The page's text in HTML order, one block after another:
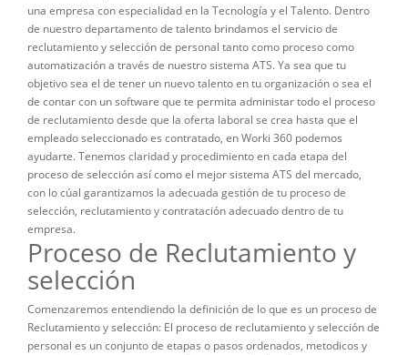
una empresa con especialidad en la Tecnología y el Talento. Dentro
de nuestro departamento de talento brindamos el servicio de
reclutamiento y selección de personal tanto como proceso como
automatización a través de nuestro sistema ATS. Ya sea que tu
objetivo sea el de tener un nuevo talento en tu organización o sea el
de contar con un software que te permita administar todo el proceso
de reclutamiento desde que la oferta laboral se crea hasta que el
empleado seleccionado es contratado, en Worki 360 podemos
ayudarte. Tenemos claridad y procedimiento en cada etapa del
proceso de selección así como el mejor sistema ATS del mercado,
con lo cúal garantizamos la adecuada gestión de tu proceso de
selección, reclutamiento y contratación adecuado dentro de tu
empresa.
Proceso de Reclutamiento y
selección
Comenzaremos entendiendo la definición de lo que es un proceso de
Reclutamiento y selección: El proceso de reclutamiento y selección de
personal es un conjunto de etapas o pasos ordenados, metodicos y